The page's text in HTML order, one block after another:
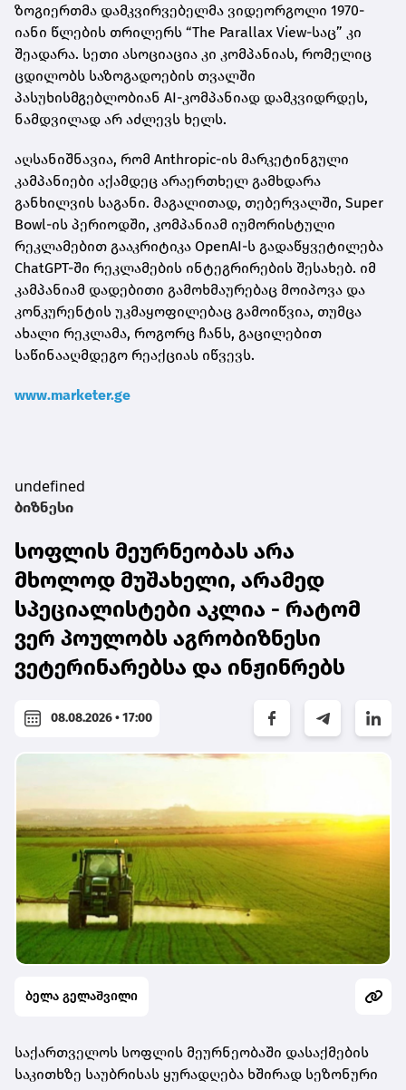
ზოგიერთმა დამკვირვებელმა ვიდეორგოლი 1970-
იანი წლების თრილერს “The Parallax View-საც” კი
შეადარა. სეთი ასოციაცია კი კომპანიას, რომელიც
ცდილობს საზოგადოების თვალში
პასუხისმგებლობიან AI-კომპანიად დამკვიდრდეს,
ნამდვილად არ აძლევს ხელს.
აღსანიშნავია, რომ Anthropic-ის მარკეტინგული
კამპანიები აქამდეც არაერთხელ გამხდარა
განხილვის საგანი. მაგალითად, თებერვალში, Super
Bowl-ის პერიოდში, კომპანიამ იუმორისტული
რეკლამებით გააკრიტიკა OpenAI-ს გადაწყვეტილება
ChatGPT-ში რეკლამების ინტეგრირების შესახებ. იმ
კამპანიამ დადებითი გამოხმაურებაც მოიპოვა და
კონკურენტის უკმაყოფილებაც გამოიწვია, თუმცა
ახალი რეკლამა, როგორც ჩანს, გაცილებით
საწინააღმდეგო რეაქციას იწვევს.
www.marketer.ge
undefined
ბიზნესი
სოფლის მეურნეობას არა
მხოლოდ მუშახელი, არამედ
სპეციალისტები აკლია - რატომ
ვერ პოულობს აგრობიზნესი
ვეტერინარებსა და ინჟინრებს
08.08.2026 • 17:00
ბელა გელაშვილი
საქართველოს სოფლის მეურნეობაში დასაქმების
საკითხზე საუბრისას ყურადღება ხშირად სეზონური